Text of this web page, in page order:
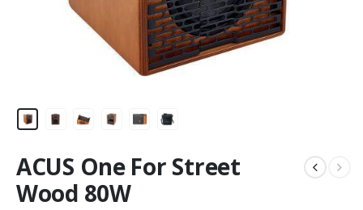
ACUS One For Street
Wood 80W